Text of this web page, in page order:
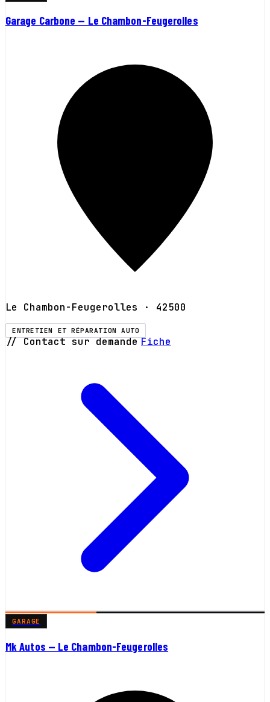
Garage Carbone — Le Chambon-Feugerolles
Le Chambon-Feugerolles · 42500
ENTRETIEN ET RÉPARATION AUTO
// Contact sur demande Fiche
GARAGE
Mk Autos — Le Chambon-Feugerolles